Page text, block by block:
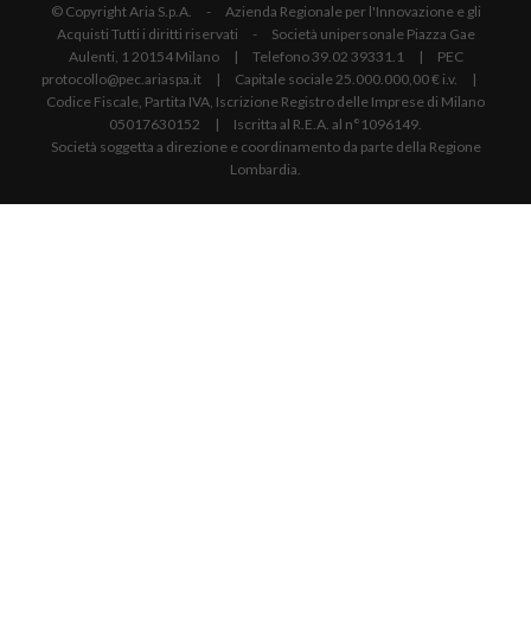
© Copyright Aria S.p.A. - Azienda Regionale per l'Innovazione e gli
Acquisti Tutti i diritti riservati - Società unipersonale Piazza Gae
Aulenti, 1 20154 Milano | Telefono 39.02 39331.1 | PEC
protocollo@pec.ariaspa.it | Capitale sociale 25.000.000,00 € i.v. |
Codice Fiscale, Partita IVA, Iscrizione Registro delle Imprese di Milano
05017630152 | Iscritta al R.E.A. al n°1096149.
Società soggetta a direzione e coordinamento da parte della Regione
Lombardia.